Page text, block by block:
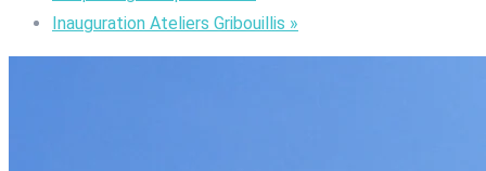
Inauguration Ateliers Gribouillis »